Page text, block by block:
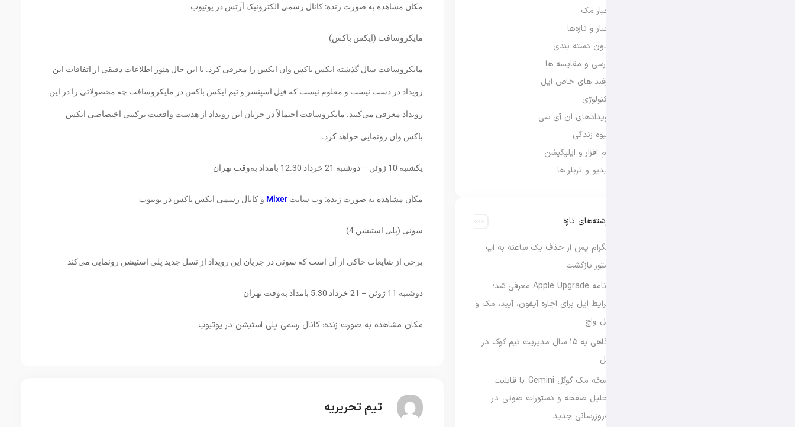
مکان مشاهده به صورت زنده: کانال رسمی الکترونیک آرتس در یوتیوب
مایکروسافت (ایکس باکس)
مایکروسافت سال گذشته ایکس باکس وان ایکس را معرفی کرد. با این حال هنوز اطلاعات دقیقی از اتفاقات این
رویداد در دست نیست و معلوم نیست که فیل اسپنسر و تیم ایکس باکس در مایکروسافت چه محصولاتی را در این
رویداد معرفی می‌کنند. مایکروسافت احتمالاً در جریان این رویداد از هدست واقعیت ترکیبی اختصاصی ایکس
باکس وان رونمایی خواهد کرد.
یکشنبه 10 ژوئن – دوشنبه 21 خرداد 12.30 بامداد به‌وقت تهران
مکان مشاهده به صورت زنده: وب سایت Mixer و کانال رسمی ایکس باکس در یوتیوب
سونی (پلی استیشن 4)
برخی از شایعات حاکی از آن است که سونی در جریان این رویداد از نسل جدید پلی استیشن رونمایی می‌کند
دوشنبه 11 ژوئن – 21 خرداد 5.30 بامداد به‌وقت تهران
مکان مشاهده به صورت زنده: کانال رسمی پلی استیشن در یوتیوب
تیم تحریریه
اخبار مک
اخبار و تازه‌ها
بدون دسته بندی
بررسی و مقایسه ها
ترفند های خاص اپل
تکنولوژی
رویدادهای ان آی سی
شیوه زندگی
نرم افزار و اپلیکیشن
ویدیو و تریلر ها
نوشته‌های تازه
تلگرام پس از حذف یک ساعته به اپ
استور بازگشت
برنامه Apple Upgrade معرفی شد؛
شرایط اپل برای اجاره آیفون، آیپد، مک و
اپل واچ
نگاهی به ۱۵ سال مدیریت تیم کوک در
اپل
نسخه مک گوگل Gemini با قابلیت
تحلیل صفحه و دستورات صوتی در
به‌روزرسانی جدید